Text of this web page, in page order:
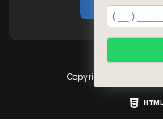
Copyright © S.O.S
HTML